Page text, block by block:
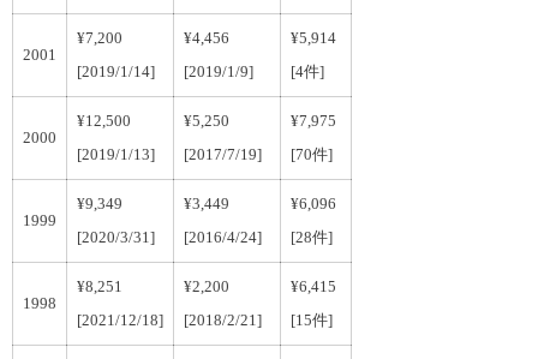
2001
¥7,200
[2019/1/14]
¥4,456
[2019/1/9]
¥5,914
[4件]
2000
¥12,500
[2019/1/13]
¥5,250
[2017/7/19]
¥7,975
[70件]
1999
¥9,349
[2020/3/31]
¥3,449
[2016/4/24]
¥6,096
[28件]
1998
¥8,251
[2021/12/18]
¥2,200
[2018/2/21]
¥6,415
[15件]